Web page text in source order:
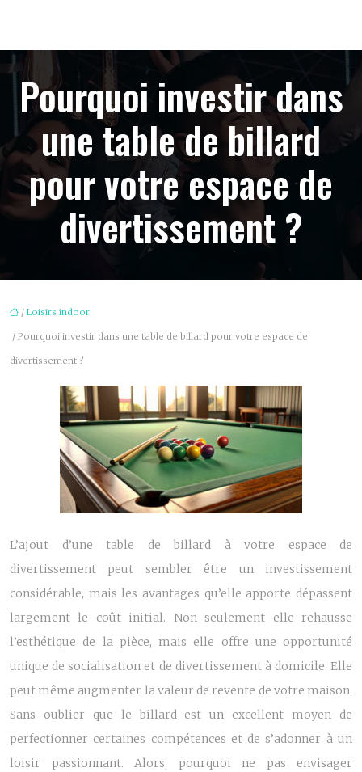
Pourquoi investir dans
une table de billard
pour votre espace de
divertissement ?
/ Loisirs indoor
/ Pourquoi investir dans une table de billard pour votre espace de
divertissement ?
L’ajout d’une table de billard à votre espace de
divertissement peut sembler être un investissement
considérable, mais les avantages qu’elle apporte dépassent
largement le coût initial. Non seulement elle rehausse
l’esthétique de la pièce, mais elle offre une opportunité
unique de socialisation et de divertissement à domicile. Elle
peut même augmenter la valeur de revente de votre maison.
Sans oublier que le billard est un excellent moyen de
perfectionner certaines compétences et de s’adonner à un
loisir passionnant. Alors, pourquoi ne pas envisager